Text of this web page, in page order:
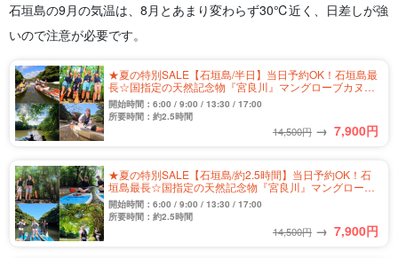
石垣島の9月の気温は、8月とあまり変わらず30℃近く、日差しが強
いので注意が必要です。
★夏の特別SALE【石垣島/半日】当日予約OK！石垣島最
長☆国指定の天然記念物『宮良川』マングローブカヌー
ツアー★写真無料＆送迎付き（No.328）
開始時間：6:00 / 9:00 / 13:30 / 17:00
所要時間：約2.5時間
14,500円 → 7,900円
★夏の特別SALE【石垣島/約2.5時間】当日予約OK！石
垣島最長☆国指定の天然記念物『宮良川』マングローブ
SUPツアー★＜写真無料＆送迎付き＞（No.329）
開始時間：6:00 / 9:00 / 13:30 / 17:00
所要時間：約2.5時間
14,500円 → 7,900円